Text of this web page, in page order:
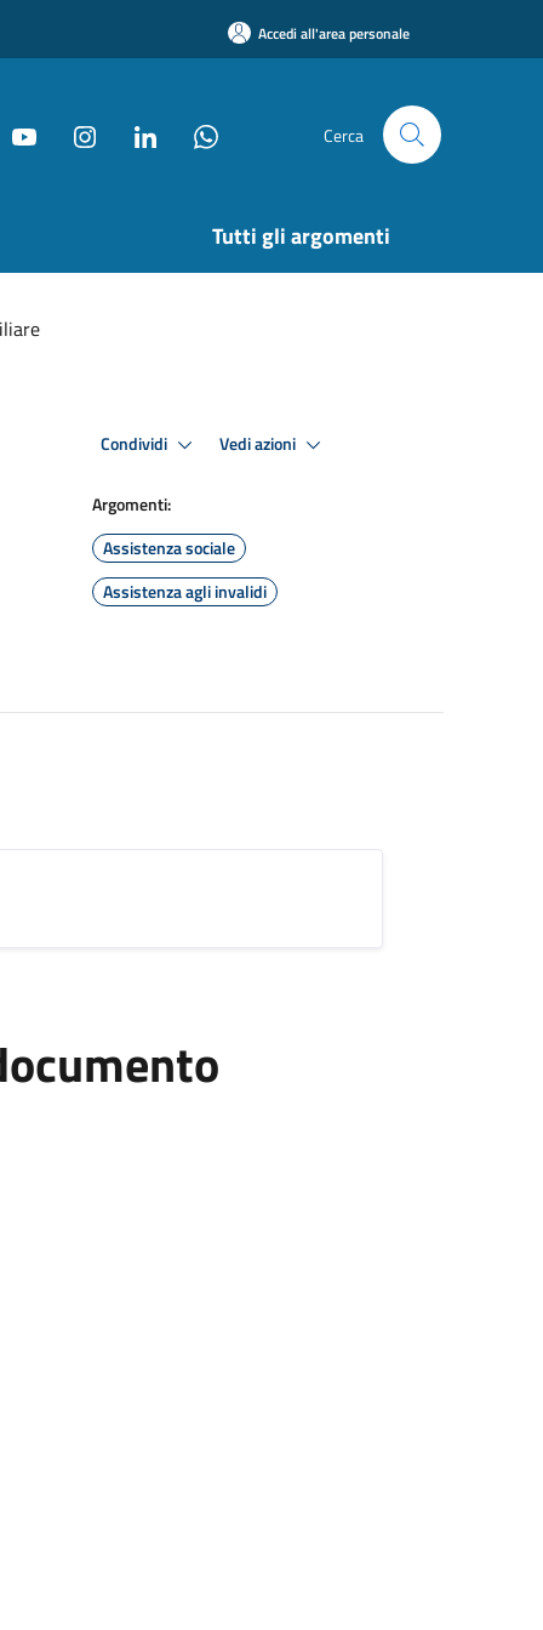
Accedi all'area personale
Cerca
Tutti gli argomenti
Condividi Vedi azioni
Argomenti:
Assistenza sociale
Assistenza agli invalidi